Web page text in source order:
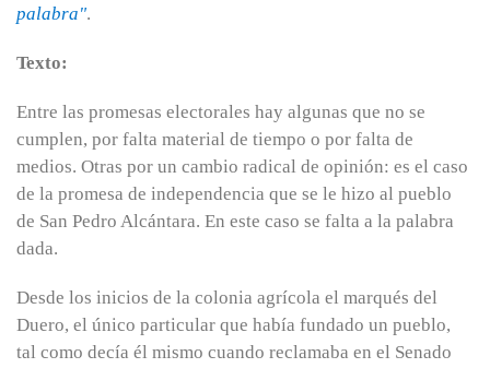
palabra".
Texto:
Entre las promesas electorales hay algunas que no se
cumplen, por falta material de tiempo o por falta de
medios. Otras por un cambio radical de opinión: es el caso
de la promesa de independencia que se le hizo al pueblo
de San Pedro Alcántara. En este caso se falta a la palabra
dada.
Desde los inicios de la colonia agrícola el marqués del
Duero, el único particular que había fundado un pueblo,
tal como decía él mismo cuando reclamaba en el Senado